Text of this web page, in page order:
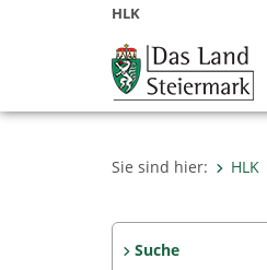
HLK
Sie sind hier: HLK
Suche